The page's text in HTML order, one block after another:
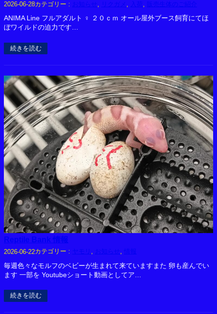
2026-06-28カテゴリー : お知らせ リクガメ 入荷 販売生体のご紹介
ANIMA Line フルアダルト ♀ ２０ｃｍ オール屋外ブース飼育にてほ
ぼワイルドの迫力です…
続きを読む
Reptile Bank 情報
2026-06-22カテゴリー : ヤモリ , お知らせ, 情報
毎週色々なモルフのベビーが生まれて来ていますまた 卵も産んでい
ます 一部を Youtubeショート動画としてア…
続きを読む